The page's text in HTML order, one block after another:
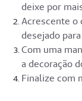
deixe por
Acrescente o
desejado
Com uma
a decoração
Finalize com